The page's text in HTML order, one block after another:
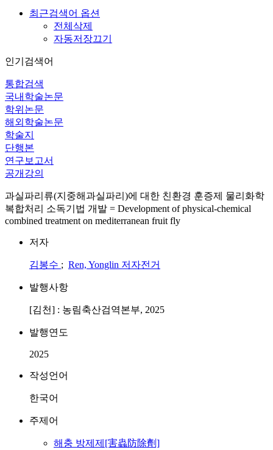
최근검색어 옵션
전체삭제
자동저장끄기
인기검색어
통합검색
국내학술논문
학위논문
해외학술논문
학술지
단행본
연구보고서
공개강의
과실파리류(지중해과실파리)에 대한 친환경 훈증제 물리화학
복합처리 소독기법 개발 = Development of physical-chemical
combined treatment on mediterranean fruit fly
저자
김봉수 ; Ren, Yonglin 저자전거
발행사항
[김천] : 농림축산검역본부, 2025
발행연도
2025
작성언어
한국어
주제어
해충 방제제[害蟲防除劑]